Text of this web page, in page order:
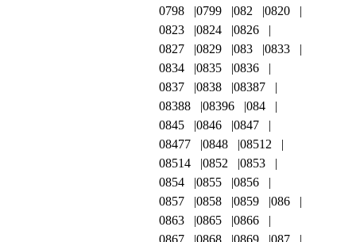
0798
0799 082
0820
0823
0824
0826
0827
0829 083
0833
0834
0835
0836
0837
0838
08387
08388
08396
084
0845
0846
0847
08477
0848
08512
08514
0852
0853
0854
0855
0856
0857
0858 0859
086
0863
0865
0866
0867
0868 0869
087